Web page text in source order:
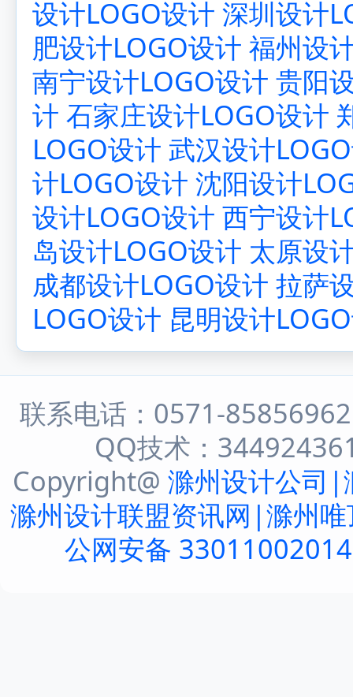
设计LOGO设计 深圳设计
肥设计LOGO设计 福州设
南宁设计LOGO设计 贵阳
计 石家庄设计LOGO设计
LOGO设计 武汉设计
计LOGO设计 沈阳设计
设计LOGO设计 西宁设计
岛设计LOGO设计 太原设
成都设计LOGO设计 拉萨
LOGO设计 昆明设计
联系电话：0571-
QQ技术：
Copyright@ 滁州设计公司|
滁州设计联盟资讯网|滁州
公网安备